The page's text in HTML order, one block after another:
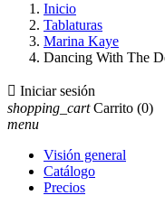
Inicio
Tablaturas
Marina Kaye
Dancing With The
 Iniciar sesión
shopping_cart Carrito (0)
menu
Visión general
Catálogo
Precios